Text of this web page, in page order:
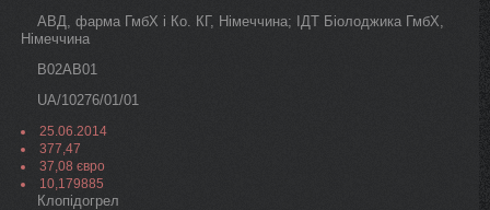
АВД, фарма ГмбХ і Ко. КГ, Німеччина; ІДТ Біолоджика ГмбХ,
Німеччина
B02AB01
UA/10276/01/01
25.06.2014
377,47
37,08 євро
10,179885
Клопідогрел